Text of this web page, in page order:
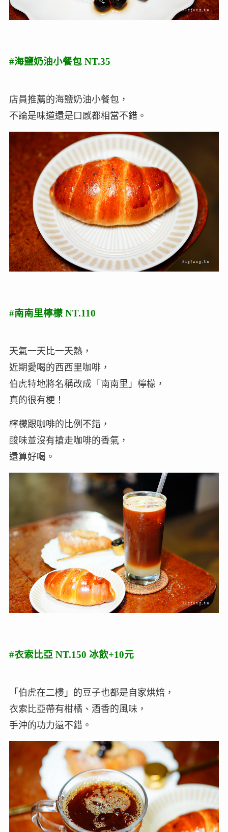
#海鹽奶油小餐包 NT.35
店員推薦的海鹽奶油小餐包，
不論是味道還是口感都相當不錯。
#南南里檸檬 NT.110
天氣一天比一天熱，
近期愛喝的西西里咖啡，
伯虎特地將名稱改成「南南里」檸檬，
真的很有梗！
檸檬跟咖啡的比例不錯，
酸味並沒有搶走咖啡的香氣，
還算好喝。
#衣索比亞 NT.150 冰飲+10元
「伯虎在二樓」的豆子也都是自家烘焙，
衣索比亞帶有柑橘、酒香的風味，
手沖的功力還不錯。